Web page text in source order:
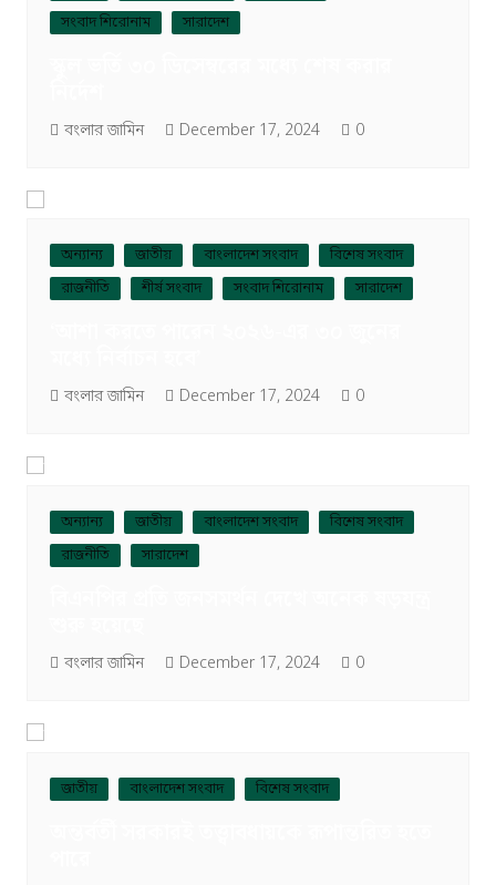
সংবাদ শিরোনাম
সারাদেশ
বংলার জামিন December 17, 2024 0
অন্যান্য জাতীয় বাংলাদেশ সংবাদ
বিশেষ সংবাদ
রাজনীতি
শীর্ষ সংবাদ সংবাদ শিরোনাম সারাদেশ
বংলার জামিন December 17, 2024 0
অন্যান্য জাতীয় বাংলাদেশ সংবাদ
বিশেষ সংবাদ
রাজনীতি
সারাদেশ
বংলার জামিন December 17, 2024 0
জাতীয় বাংলাদেশ সংবাদ বিশেষ সংবাদ